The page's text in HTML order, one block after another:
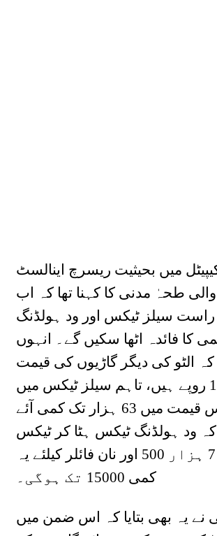
میں بحیثیت ریسرچ اینالسٹ
طحہٰ مدنی کا کہنا تھا کہ اب
راست سیلز ٹیکس اور ود ہولڈنگ
کا فائدہ اٹھا سکیں گے۔ انہوں
کہ الٹو کی دیگر گاڑیوں کی قیمت
1،633،000 روپے ہیں، تاہم سیلز ٹیکس میں
تبدیلی سے اس قیمت میں 63 ہزار تک کمی آئے
ود ہولڈنگ ٹیکس ہٹا کر ٹیکس
گزار کیلئے 7 ہزار 500 اور نان فائلر کیلئے یہ
کمی 15000 تک ہوگی۔
نے یہ بھی بتایا کہ اس ضمن میں